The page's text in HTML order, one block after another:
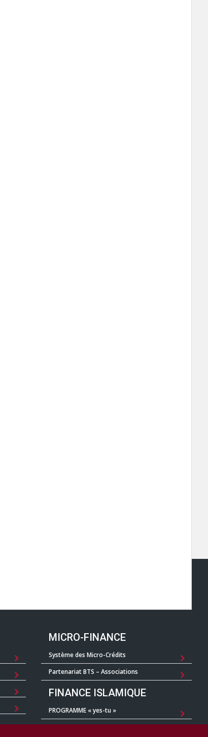
MICRO-FINANCE
Système des Micro-Crédits
Partenariat BTS – Associations
FINANCE ISLAMIQUE
PROGRAMME « yes-tu »